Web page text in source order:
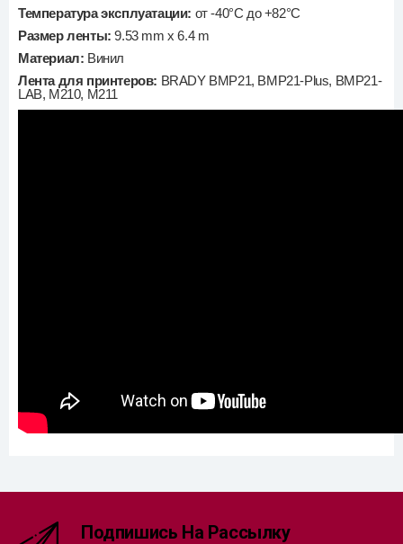
Температура эксплуатации: от -40°C до +82°C
Размер ленты: 9.53 mm х 6.4 m
Материал: Винил
Лента для принтеров: BRADY BMP21, BMP21-Plus, BMP21-
LAB, М210, М211
Подпишись На Рассылку